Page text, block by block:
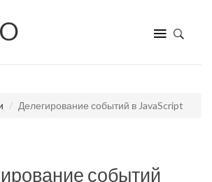
Делегирование событий в JavaScript
событий